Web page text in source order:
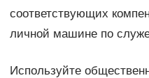
соответствующих
личной машине по
Используйте